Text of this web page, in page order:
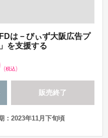
は－びぃず大阪広告プ
を支援する
(税込)
販売終了
：2023年11月下旬頃